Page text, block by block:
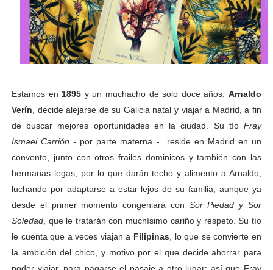
Estamos en 1895 y un muchacho de solo doce años,Arnaldo
Verín , decide alejarse de su Galicia natal y viajar a Madrid, a fin
de buscar mejores oportunidades en la ciudad. Su tíoFray
Ismael Carrión - por parte materna - reside en Madrid en un
convento, junto con otros frailes dominicos y también con las
hermanas legas,
por lo que darán techo y alimento a Arnaldo,
luchando por adaptarse a estar lejos de su familia, aunque ya
desde el primer momento congeniará con Sor Piedad y Sor
Soledad, que le tratarán con muchísimo cariño y respeto. Su tío
le cuenta que a veces viajan a Filipinas , lo que se convierte en
la ambición del chico, y motivo por el que decide ahorrar para